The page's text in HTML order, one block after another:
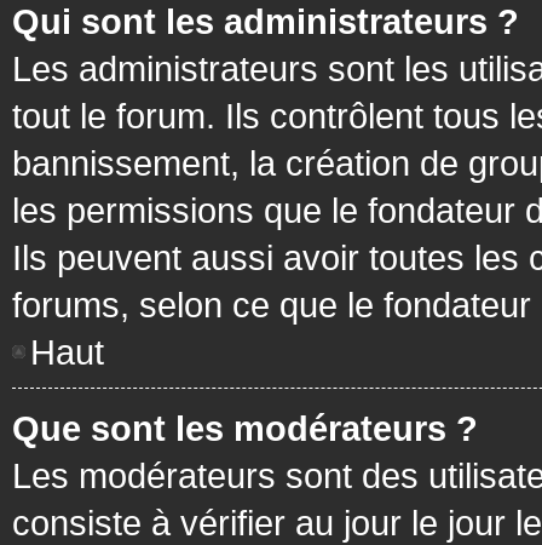
Qui sont les administrateurs ?
Les administrateurs sont les
tout le forum. Ils contrôlent tous
bannissement, la création de
les permissions que le fondateur
Ils peuvent aussi avoir toutes les
forums, selon ce que le
Haut
Que sont les modérateurs ?
Les modérateurs sont des
consiste à vérifier au jour le jour